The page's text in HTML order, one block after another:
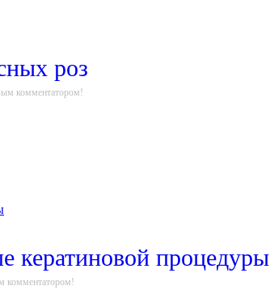
роз
комментатором!
кератиновой процедуры
комментатором!